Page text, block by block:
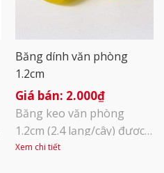
vết [...]
Băng dính văn phòng
1.2cm
2.000₫
Băng keo văn phòng
1.2cm (2.4 lạng/cây) được
sản xuất trên quy trình
Xem chi tiết